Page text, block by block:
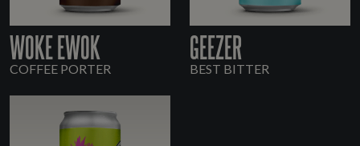
WOKE EWOK
COFFEE PORTER
GEEZER
BEST BITTER